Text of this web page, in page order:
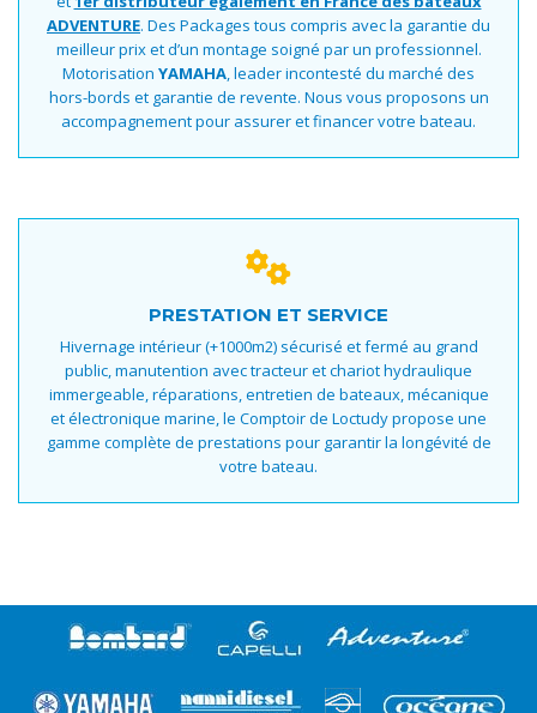
ADVENTURE. Des Packages tous compris avec la garantie du
meilleur prix et d’un montage soigné par un professionnel.
Motorisation YAMAHA , leader incontesté du marché des
hors-bords et garantie de revente. Nous vous proposons un
accompagnement pour assurer et financer votre bateau.
PRESTATION ET SERVICE
Hivernage intérieur (+1000m2) sécurisé et fermé au grand
public, manutention avec tracteur et chariot hydraulique
immergeable, réparations, entretien de bateaux, mécanique
et électronique marine, le Comptoir de Loctudy propose une
gamme complète de prestations pour garantir la longévité de
votre bateau.